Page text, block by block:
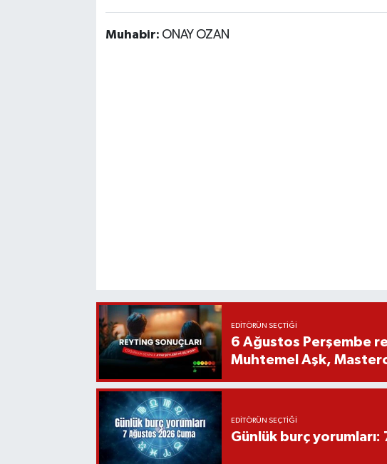
Muhabir: ONAY OZAN
EDITÖRÜN SEÇTIĞI
6 Ağustos Perşembe
Muhtemel Aşk,
EDITÖRÜN SEÇTIĞI
Günlük burç